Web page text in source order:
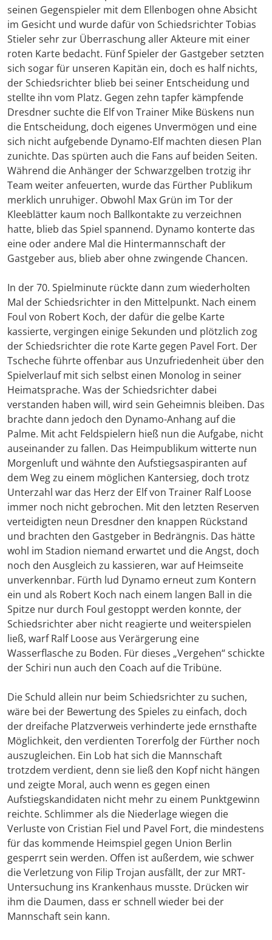
seinen Gegenspieler mit dem Ellenbogen ohne Absicht
im Gesicht und wurde dafür von Schiedsrichter Tobias
Stieler sehr zur Überraschung aller Akteure mit einer
roten Karte bedacht. Fünf Spieler der Gastgeber setzten
sich sogar für unseren Kapitän ein, doch es half nichts,
der Schiedsrichter blieb bei seiner Entscheidung und
stellte ihn vom Platz. Gegen zehn tapfer kämpfende
Dresdner suchte die Elf von Trainer Mike Büskens nun
die Entscheidung, doch eigenes Unvermögen und eine
sich nicht aufgebende Dynamo-Elf machten diesen Plan
zunichte. Das spürten auch die Fans auf beiden Seiten.
Während die Anhänger der Schwarzgelben trotzig ihr
Team weiter anfeuerten, wurde das Fürther Publikum
merklich unruhiger. Obwohl Max Grün im Tor der
Kleeblätter kaum noch Ballkontakte zu verzeichnen
hatte, blieb das Spiel spannend. Dynamo konterte das
eine oder andere Mal die Hintermannschaft der
Gastgeber aus, blieb aber ohne zwingende Chancen.
In der 70. Spielminute rückte dann zum wiederholten
Mal der Schiedsrichter in den Mittelpunkt. Nach einem
Foul von Robert Koch, der dafür die gelbe Karte
kassierte, vergingen einige Sekunden und plötzlich zog
der Schiedsrichter die rote Karte gegen Pavel Fort. Der
Tscheche führte offenbar aus Unzufriedenheit über den
Spielverlauf mit sich selbst einen Monolog in seiner
Heimatsprache. Was der Schiedsrichter dabei
verstanden haben will, wird sein Geheimnis bleiben. Das
brachte dann jedoch den Dynamo-Anhang auf die
Palme. Mit acht Feldspielern hieß nun die Aufgabe, nicht
auseinander zu fallen. Das Heimpublikum witterte nun
Morgenluft und wähnte den Aufstiegsaspiranten auf
dem Weg zu einem möglichen Kantersieg, doch trotz
Unterzahl war das Herz der Elf von Trainer Ralf Loose
immer noch nicht gebrochen. Mit den letzten Reserven
verteidigten neun Dresdner den knappen Rückstand
und brachten den Gastgeber in Bedrängnis. Das hätte
wohl im Stadion niemand erwartet und die Angst, doch
noch den Ausgleich zu kassieren, war auf Heimseite
unverkennbar. Fürth lud Dynamo erneut zum Kontern
ein und als Robert Koch nach einem langen Ball in die
Spitze nur durch Foul gestoppt werden konnte, der
Schiedsrichter aber nicht reagierte und weiterspielen
ließ, warf Ralf Loose aus Verärgerung eine
Wasserflasche zu Boden. Für dieses „Vergehen“ schickte
der Schiri nun auch den Coach auf die Tribüne.
Die Schuld allein nur beim Schiedsrichter zu suchen,
wäre bei der Bewertung des Spieles zu einfach, doch
der dreifache Platzverweis verhinderte jede ernsthafte
Möglichkeit, den verdienten Torerfolg der Fürther noch
auszugleichen. Ein Lob hat sich die Mannschaft
trotzdem verdient, denn sie ließ den Kopf nicht hängen
und zeigte Moral, auch wenn es gegen einen
Aufstiegskandidaten nicht mehr zu einem Punktgewinn
reichte. Schlimmer als die Niederlage wiegen die
Verluste von Cristian Fiel und Pavel Fort, die mindestens
für das kommende Heimspiel gegen Union Berlin
gesperrt sein werden. Offen ist außerdem, wie schwer
die Verletzung von Filip Trojan ausfällt, der zur MRT-
Untersuchung ins Krankenhaus musste. Drücken wir
ihm die Daumen, dass er schnell wieder bei der
Mannschaft sein kann.